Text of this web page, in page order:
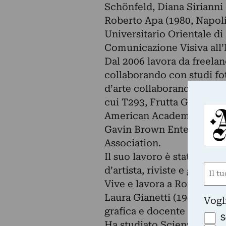
Schönfeld, Diana
Roberto Apa (1980,
Universitario Orientale di
Comunicazione Visiva
Dal 2006 lavora da
collaborando con studi
d’arte collaborando
cui T293, Frutta Gallery,
American Academy in
Gavin Brown Enterprise,
Association.
Il suo lavoro è stato
d’artista, riviste e giornali
Vive e lavora a Roma.
Laura Gianetti (1980,
grafica e docente d’arte.
Nome